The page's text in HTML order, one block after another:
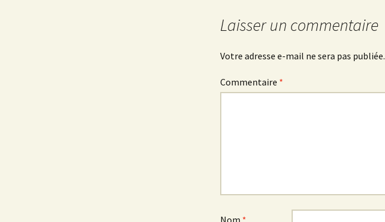
Laisser un commentaire
Votre adresse e-mail ne sera pas publiée.
Commentaire *